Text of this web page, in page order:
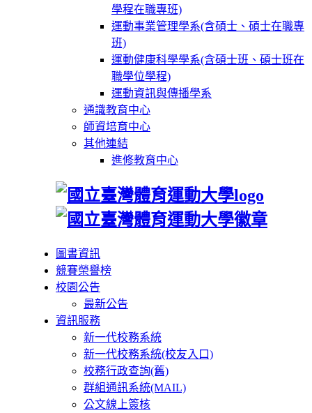
學程在職專班)
運動事業管理學系(含碩士、碩士在職專
班)
運動健康科學學系(含碩士班、碩士班在
職學位學程)
運動資訊與傳播學系
通識教育中心
師資培育中心
其他連結
進修教育中心
圖書資訊
競賽榮譽榜
校園公告
最新公告
資訊服務
新一代校務系統
新一代校務系統(校友入口)
校務行政查詢(舊)
群組通訊系統(MAIL)
公文線上簽核